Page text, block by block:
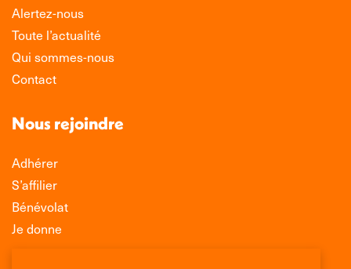
Alertez-nous
Toute l’actualité
Qui sommes-nous
Contact
Nous rejoindre
Adhérer
S’affilier
Bénévolat
Je donne